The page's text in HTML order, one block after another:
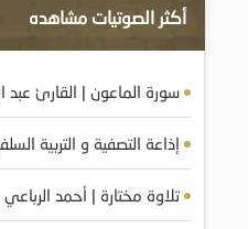
أكثر الصوتيات مشاهده
سورة الماعون | القارئ عبد
إذاعة التصفية و التربية
تلاوة مختارة | أحمد الرباعي